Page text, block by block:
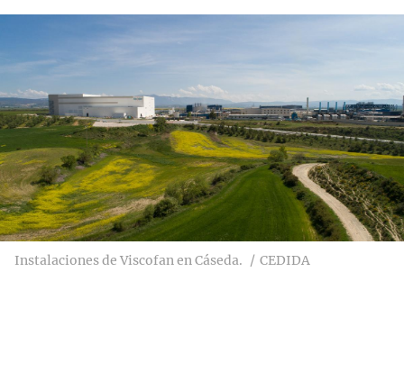
Instalaciones de Viscofan en Cáseda. CEDIDA